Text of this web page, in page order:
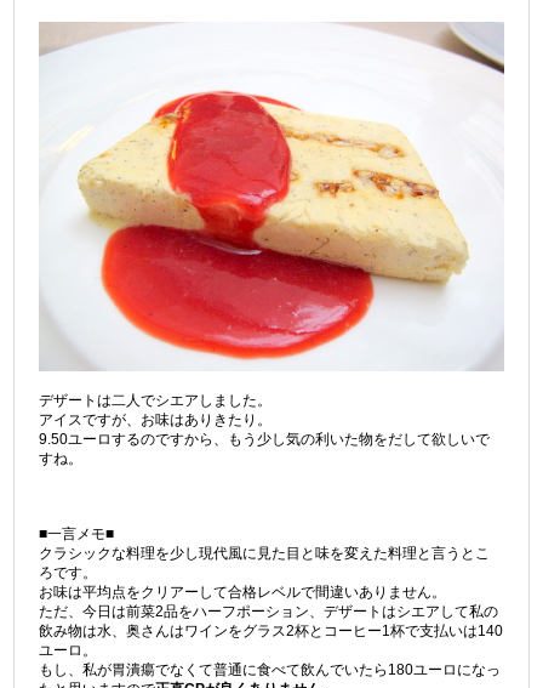
デザートは二人でシエアしました。
アイスですが、お味はありきたり。
9.50ユーロするのですから、もう少し気の利いた物をだして欲しいで
すね。
■一言メモ■
クラシックな料理を少し現代風に見た目と味を変えた料理と言うとこ
ろです。
お味は平均点をクリアーして合格レベルで間違いありません。
ただ、今日は前菜2品をハーフポーション、デザートはシエアして私の
飲み物は水、奥さんはワインをグラス2杯とコーヒー1杯で支払いは140
ユーロ。
もし、私が胃潰瘍でなくて普通に食べて飲んでいたら180ユーロになっ